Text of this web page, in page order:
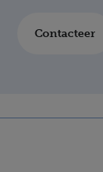
Contacteer